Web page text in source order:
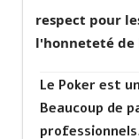
respect pour
l'honneteté de
Le Poker est
Beaucoup de